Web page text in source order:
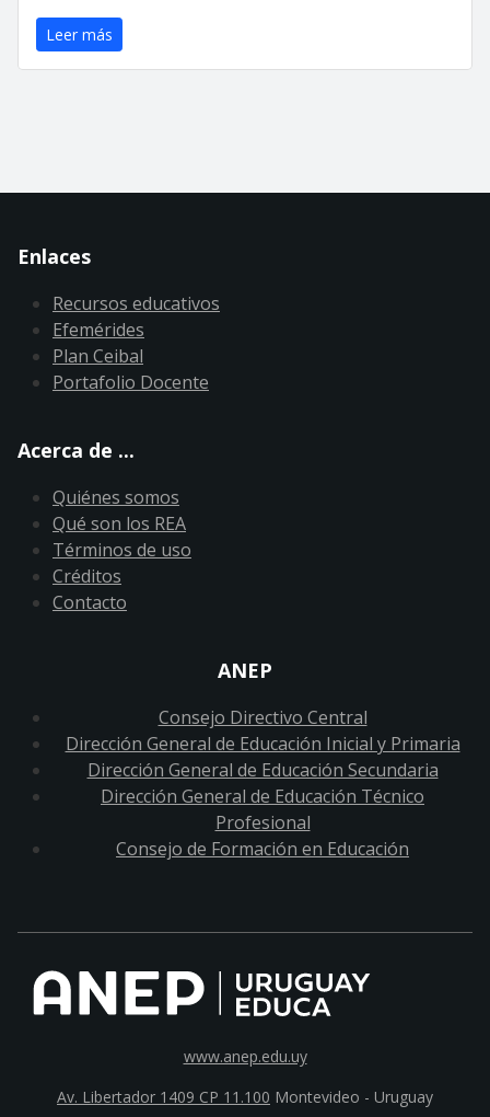
Leer más
Enlaces
Recursos educativos
Efemérides
Plan Ceibal
Portafolio Docente
Acerca de ...
Quiénes somos
Qué son los REA
Términos de uso
Créditos
Contacto
ANEP
Consejo Directivo Central
Dirección General de Educación Inicial y Primaria
Dirección General de Educación Secundaria
Dirección General de Educación Técnico
Profesional
Consejo de Formación en Educación
www.anep.edu.uy
Av. Libertador 1409 CP 11.100 Montevideo - Uruguay